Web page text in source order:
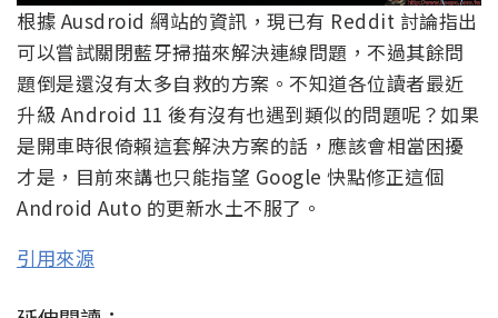
根據 Ausdroid 網站的資訊，現已有 Reddit 討論指出
可以嘗試關閉藍牙掃描來解決連線問題，不過其餘問
題倒是還沒有太多自救的方案。不知道各位讀者最近
升級 Android 11 後有沒有也遇到類似的問題呢？如果
是開車時很倚賴這套解決方案的話，應該會相當困擾
才是，目前來講也只能指望 Google 快點修正這個
Android Auto 的更新水土不服了。
引用來源